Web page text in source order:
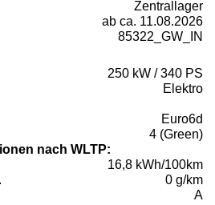
Zentrallager
ab ca. 11.08.2026
85322_GW_IN
250 kW / 340 PS
Elektro
Euro6d
4 (Green)
nach WLTP:
16,8 kWh/100km
0 g/km
A